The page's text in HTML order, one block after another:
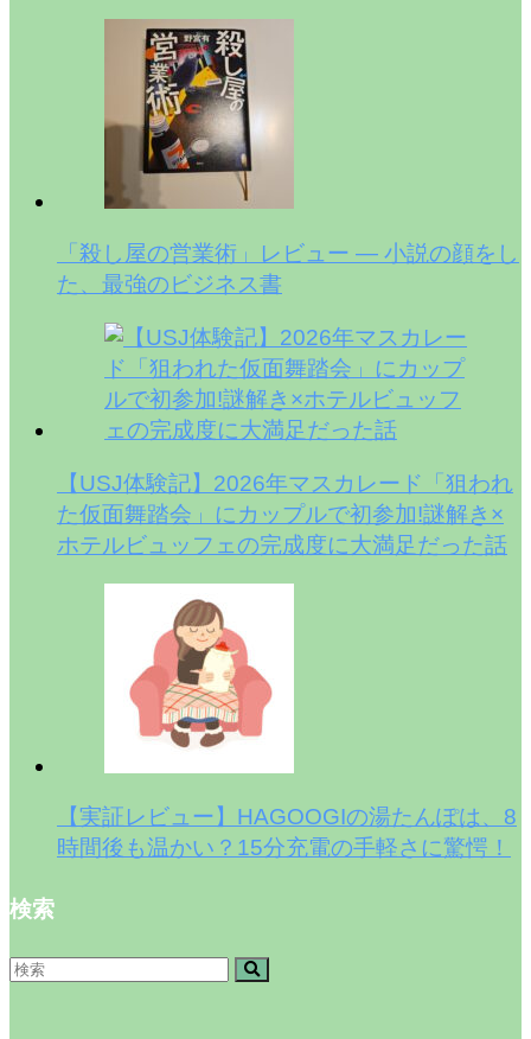
「殺し屋の営業術」レビュー — 小説の顔をし
た、最強のビジネス書
【USJ体験記】2026年マスカレード「狙われ
た仮面舞踏会」にカップルで初参加!謎解き×
ホテルビュッフェの完成度に大満足だった話
【実証レビュー】HAGOOGIの湯たんぽは、8
時間後も温かい？15分充電の手軽さに驚愕！
検索